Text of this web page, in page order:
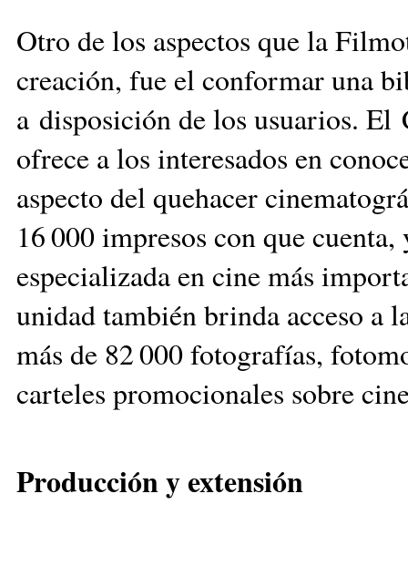
Otro de los aspectos que la
creación, fue el conformar una
a disposición de los usuarios.
ofrece a los interesados en
aspecto del quehacer
16 000 impresos con que
especializada en cine más
unidad también brinda acceso a
más de 82 000 fotografías,
carteles promocionales sobre
Producción y extensión